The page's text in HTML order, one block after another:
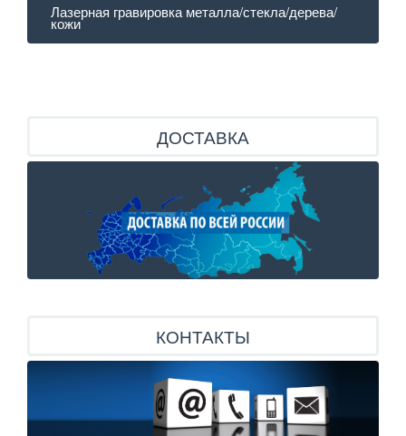
Лазерная гравировка металла/стекла/дерева/
кожи
ДОСТАВКА
КОНТАКТЫ